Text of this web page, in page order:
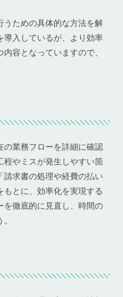
うための具体的な方法を解
導入しているが、より効率
容となっていますので、
の業務フローを詳細に確認
程やミスが発生しやすい箇
請求書の処理や経費の払い
とに、効率化を実現する
を徹底的に見直し、時間の